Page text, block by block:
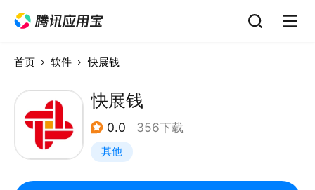
首页 软件 快展钱
快展钱
0.0 356下载
其他